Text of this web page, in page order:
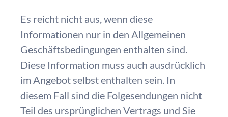
Es reicht nicht aus, wenn diese
Informationen nur in den Allgemeinen
Geschäftsbedingungen enthalten sind.
Diese Information muss auch ausdrücklich
im Angebot selbst enthalten sein. In
diesem Fall sind die Folgesendungen nicht
Teil des ursprünglichen Vertrags und Sie